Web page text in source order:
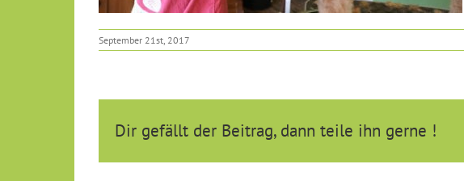
September 21st, 2017
Dir gefällt der Beitrag, dann teile ihn gerne !